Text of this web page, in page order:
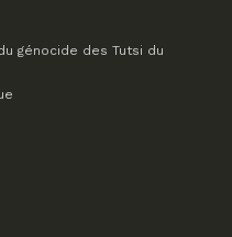
génocide des Tutsi du